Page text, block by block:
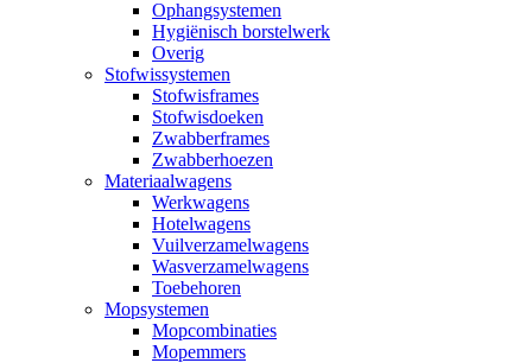
Ophangsystemen
Hygiënisch borstelwerk
Overig
Stofwissystemen
Stofwisframes
Stofwisdoeken
Zwabberframes
Zwabberhoezen
Materiaalwagens
Werkwagens
Hotelwagens
Vuilverzamelwagens
Wasverzamelwagens
Toebehoren
Mopsystemen
Mopcombinaties
Mopemmers